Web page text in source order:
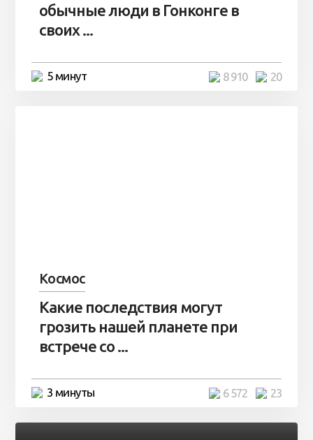
обычные люди в Гонконге в
своих ...
5 минут 20
8 910
Космос
Какие последствия могут
грозить нашей планете при
встрече со ...
3 минуты 23
6 572